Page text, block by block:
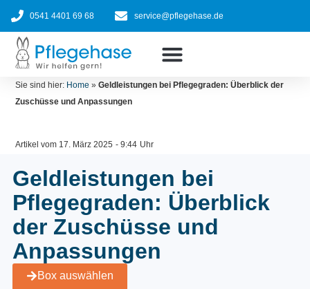
Zum
springen
0541 4401 69 68 service@pflegehase.de
Sie sind hier: Home »Geldleistungen bei Pflegegraden: Überblick der
Zuschüsse und Anpassungen
Artikel vom 17. März 2025 - 9:44 Uhr
Geldleistungen bei
Pflegegraden: Überblick
der Zuschüsse und
Anpassungen
Box auswählen